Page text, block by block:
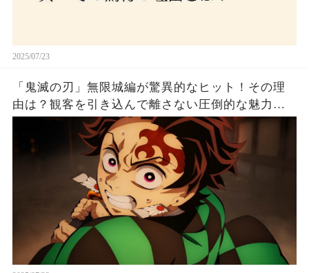
2025/07/23
「鬼滅の刃」無限城編が驚異的なヒット！その理
由は？観客を引き込んで離さない圧倒的な魅力と